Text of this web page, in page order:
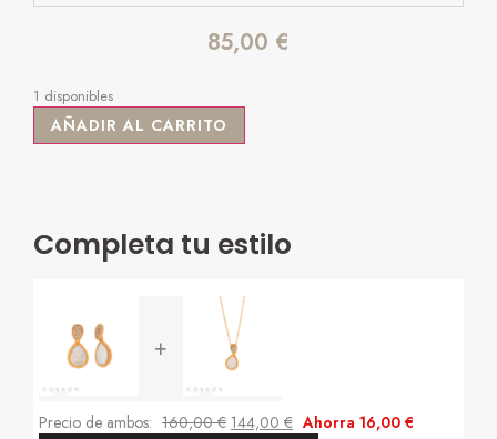
85,00 €
1 disponibles
AÑADIR AL CARRITO
Completa tu estilo
+
Precio de ambos: 160,00€ 144,00 € Ahorra 16,00 €